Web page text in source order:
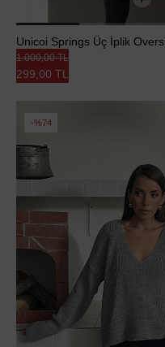
Unicoi Springs Üç İplik
299,00 TL
1.000,00 TL
%74